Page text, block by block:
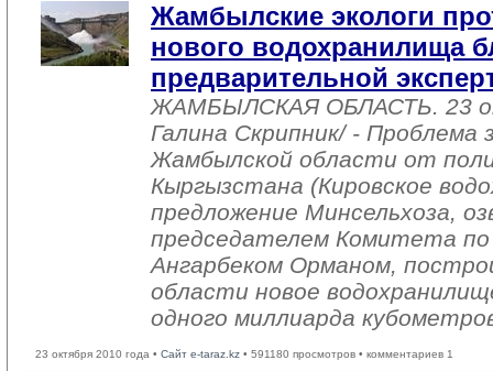
Жамбылские экологи
нового водохранилища
предварительной
ЖАМБЫЛСКАЯ ОБЛАСТЬ. 23
Галина Скрипник/ - Проблема
Жамбылской области от
Кыргызстана (Кировское
предложение Минсельхоза,
председателем Комитета
Ангарбеком Орманом,
области новое
одного миллиарда
23 октября 2010 года • Сайт e-taraz.kz • 591180 просмотров • комментариев 1